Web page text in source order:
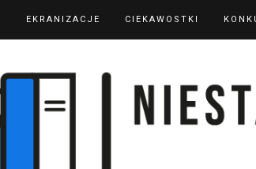
EKRANIZACJE CIEKAWOSTKI